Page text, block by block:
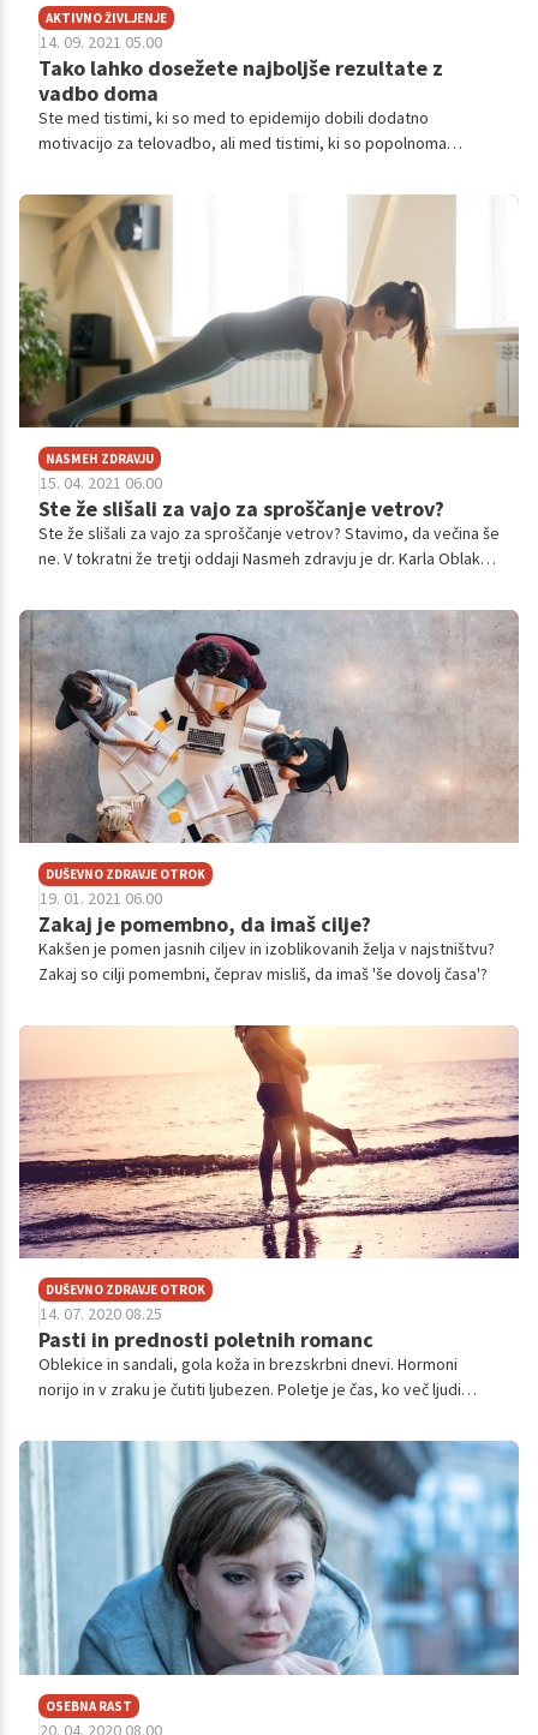
AKTIVNO ŽIVLJENJE
14. 09. 2021 05.00
Tako lahko dosežete najboljše rezultate z
vadbo doma
Ste med tistimi, ki so med to epidemijo dobili dodatno
motivacijo za telovadbo, ali med tistimi, ki so popolnoma
iz druge skupine v prvo.
NASMEH ZDRAVJU
15. 04. 2021 06.00
Ste že slišali za vajo za sproščanje vetrov?
Ste že slišali za vajo za sproščanje vetrov? Stavimo, da večina še
ne. V tokratni že tretji oddaji Nasmeh zdravju je dr. Karla Oblak,
Markovič razkrila prečudovite in prekrasne vadbe, ki si jih lahko
lotimo ljudje vseh starosti in vseh stopenj kondicij.
DUŠEVNO ZDRAVJE OTROK
19. 01. 2021 06.00
Zakaj je pomembno, da imaš cilje?
Kakšen je pomen jasnih ciljev in izoblikovanih želja v najstništvu?
Zakaj so cilji pomembni, čeprav misliš, da imaš 'še dovolj časa'?
DUŠEVNO ZDRAVJE OTROK
14. 07. 2020 08.25
Pasti in prednosti poletnih romanc
Oblekice in sandali, gola koža in brezskrbni dnevi. Hormoni
norijo in v zraku je čutiti ljubezen. Poletje je čas, ko več ljudi
pripravlja na spoznavanje novih ljudi – tudi na počitnicah in
potovanjih. A tako kot pri vsaki ljubezenski temi so tudi poletne
romance lahko pot do strtega srca ali pa nepozabne izkušnje.
Kako iz njih povleči najboljše?
OSEBNA RAST
20. 04. 2020 08.00